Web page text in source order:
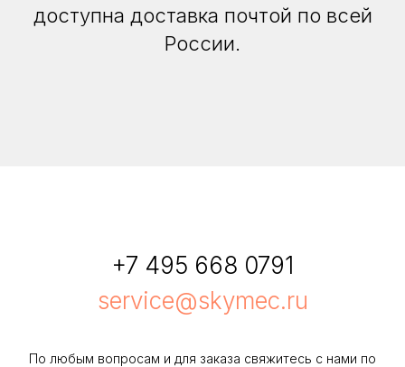
доступна доставка почтой по всей
России.
+7 495 668 0791
service@skymec.ru
По любым вопросам и для заказа свяжитесь с нами по